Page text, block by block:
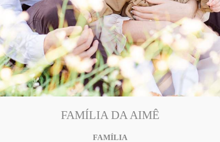
FAMÍLIA DA AIMÊ
FAMÍLIA